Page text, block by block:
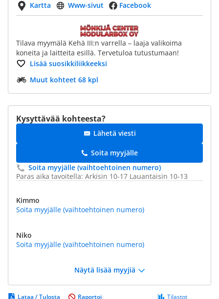
Kartta
Www-sivut Facebook
Tilava myymälä Kehä III:n varrella – laaja valikoima
koneita ja laitteita esillä. Tervetuloa tutustumaan!
Lisää suosikkiliikkeeksi
Muut kohteet 68 kpl
Kysyttävää kohteesta?
Lähetä viesti
Soita myyjälle
Soita myyjälle (vaihtoehtoinen numero)
Paras aika tavoitella: Arkisin 10-17 Lauantaisin 10-13
Kimmo
Soita myyjälle (vaihtoehtoinen numero)
Niko
Soita myyjälle (vaihtoehtoinen numero)
Näytä lisää myyjiä
Lataa / Tulosta Tilastot
Raportoi